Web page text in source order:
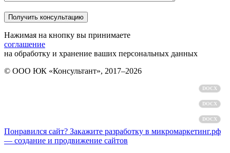
Нажимая на кнопку вы принимаете
соглашение
на обработку и хранение ваших персональных данных
© ООО ЮК «Консультант», 2017–2026
DOCX
DOCX
DOCX
Понравился сайт? Закажите разработку в микромаркетинг.рф
— создание и продвижение сайтов